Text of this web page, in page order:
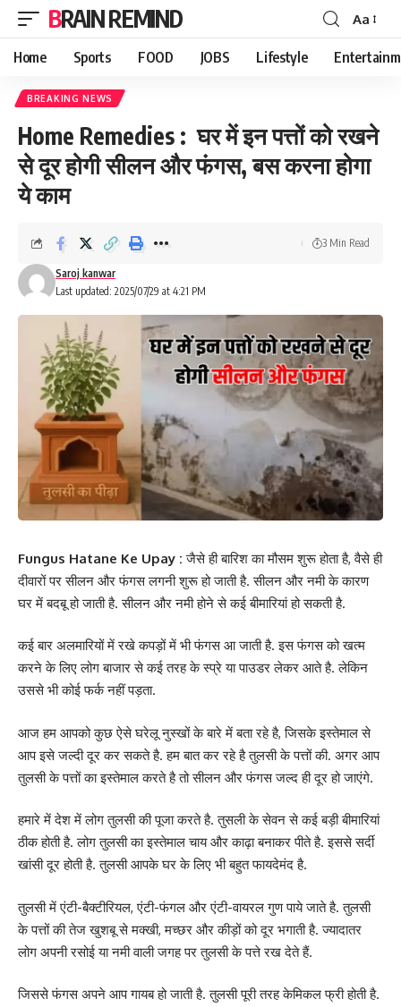
BRAIN REMIND
Font
Resizer
Aa
Home Sports FOOD JOBS Lifestyle
BREAKING NEWS
Home Remedies : घर में इन पत्तों को रखने
से दूर होगी सीलन और फंगस, बस करना होगा
ये काम
Last updated: 2025/07/29 at 4:21 PM
Saroj kanwar
3 Min Read
Fungus Hatane Ke Upay : जैसे ही बारिश का मौसम शुरू होता है, वैसे ही
दीवारों पर सीलन और फंगस लगनी शुरू हो जाती है. सीलन और नमी के कारण
घर में बदबू हो जाती है. सीलन और नमी होने से कई बीमारियां हो सकती है.
कई बार अलमारियों में रखे कपड़ों में भी फंगस आ जाती है. इस फंगस को खत्म
करने के लिए लोग बाजार से कई तरह के स्प्रे या पाउडर लेकर आते है. लेकिन
उससे भी कोई फर्क नहीं पड़ता.
आज हम आपको कुछ ऐसे घरेलू नुस्खों के बारे में बता रहे है, जिसके इस्तेमाल से
आप इसे जल्दी दूर कर सकते है. हम बात कर रहे है तुलसी के पत्तों की. अगर आप
तुलसी के पत्तों का इस्तेमाल करते है तो सीलन और फंगस जल्द ही दूर हो जाएंगे.
हमारे में देश में लोग तुलसी की पूजा करते है. तुसली के सेवन से कई बड़ी बीमारियां
ठीक होती है. लोग तुलसी का इस्तेमाल चाय और काढ़ा बनाकर पीते है. इससे सर्दी
खांसी दूर होती है. तुलसी आपके घर के लिए भी बहुत फायदेमंद है.
तुलसी में एंटी-बैक्टीरियल, एंटी-फंगल और एंटी-वायरल गुण पाये जाते है. तुलसी
के पत्तों की तेज खुशबू से मक्खी, मच्छर और कीड़ों को दूर भगाती है. ज्यादातर
लोग अपनी रसोई या नमी वाली जगह पर तुलसी के पत्ते रख देते हैं.
जिससे फंगस अपने आप गायब हो जाती है. तुलसी पूरी तरह केमिकल फ्री होती है.